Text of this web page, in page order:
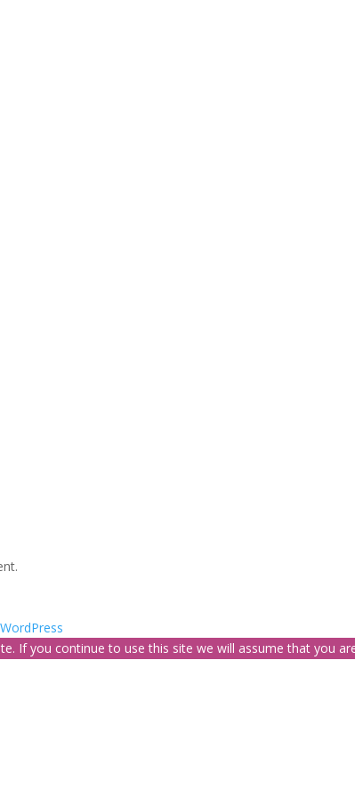
WordPress
If you continue to use this site we will assume that you